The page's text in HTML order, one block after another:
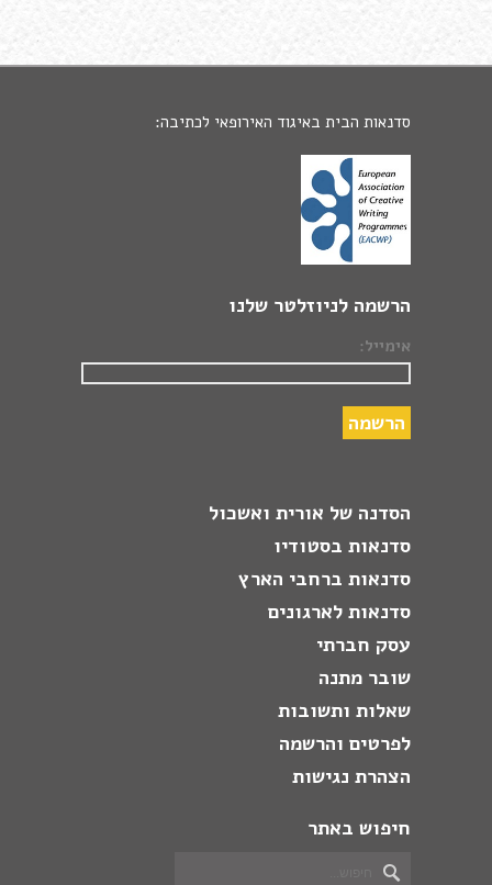
סדנאות הבית באיגוד האירופאי לכתיבה:
הרשמה לניוזלטר שלנו
אימייל:
הסדנה של אורית ואשכול
סדנאות בסטודיו
סדנאות ברחבי הארץ
סדנאות לארגונים
עסק חברתי
שובר מתנה
שאלות ותשובות
לפרטים והרשמה
הצהרת נגישות
חיפוש באתר